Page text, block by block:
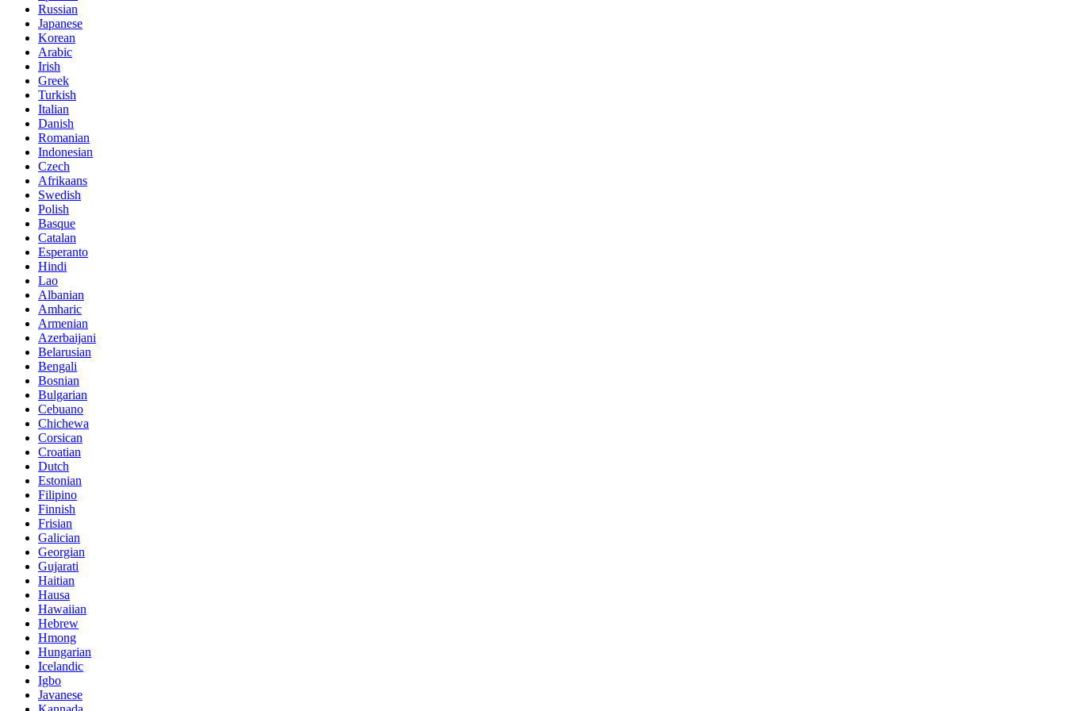
Russian
Japanese
Korean
Arabic
Irish
Greek
Turkish
Italian
Danish
Romanian
Indonesian
Czech
Afrikaans
Swedish
Polish
Basque
Catalan
Esperanto
Hindi
Lao
Albanian
Amharic
Armenian
Azerbaijani
Belarusian
Bengali
Bosnian
Bulgarian
Cebuano
Chichewa
Corsican
Croatian
Dutch
Estonian
Filipino
Finnish
Frisian
Galician
Georgian
Gujarati
Haitian
Hausa
Hawaiian
Hebrew
Hmong
Hungarian
Icelandic
Igbo
Javanese